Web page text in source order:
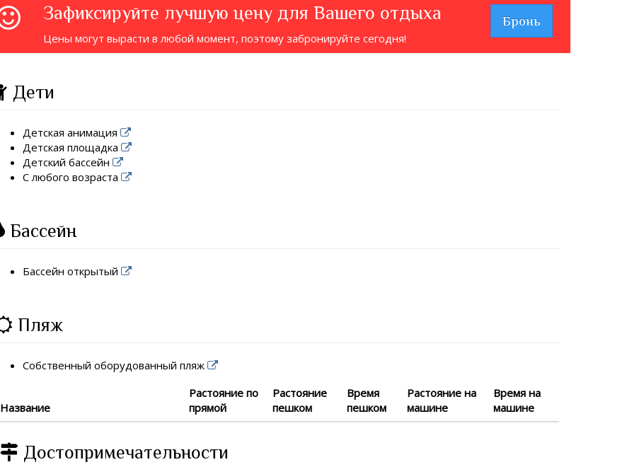
Зафиксируйте лучшую цену для Вашего отдыха
Цены могут вырасти в любой момент, поэтому забронируйте сегодня!
Бронь
Дети
Детская анимация
Детская площадка
Детский бассейн
С любого возраста
Бассейн
Бассейн открытый
Пляж
Собственный оборудованный пляж
Название
Растояние по
прямой
Растояние
пешком
Время
пешком
Растояние на
машине
Время на
машине
Достопримечательности